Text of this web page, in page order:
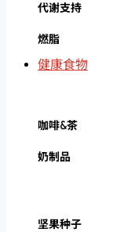
代谢支持
燃脂
健康食物
咖啡&茶
奶制品
坚果种子